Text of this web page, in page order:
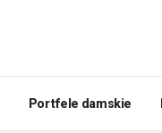
Portfele damskie